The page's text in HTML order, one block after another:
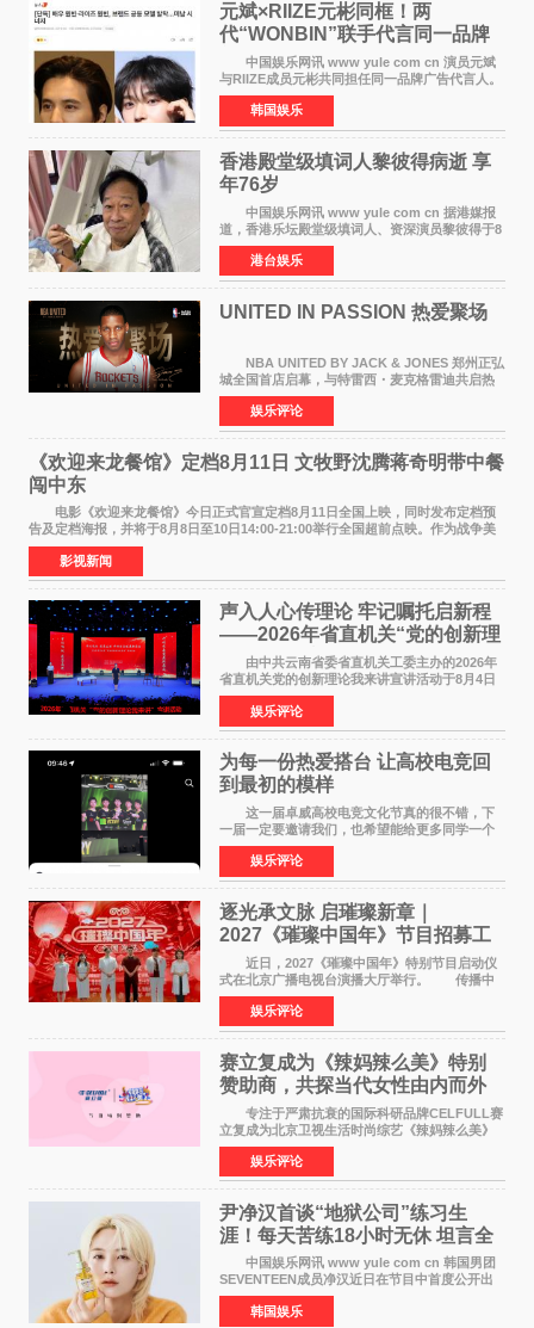
元斌×RIIZE元彬同框！两
代“WONBIN”联手代言同一品牌
颜值天花板合体
中国娱乐网讯 www yule com cn 演员元斌
与RIIZE成员元彬共同担任同一品牌广告代言人。
6日据独家报道，继演员元斌之后，RIIZE元彬最
近也被选为某在线中介平台A公司的共同广告代言
人，两人将作
韩国娱乐
香港殿堂级填词人黎彼得病逝 享
年76岁​
中国娱乐网讯 www yule com cn 据港媒报
道，香港乐坛殿堂级填词人、资深演员黎彼得于8
月5日上午因病离世，终年76岁。好友钟志光透
露，黎彼得今年3月中风后便卧床休养，身体机能
持续衰退，最
港台娱乐
UNITED IN PASSION 热爱聚场
NBA UNITED BY JACK & JONES 郑州正弘
城全国首店启幕，与特雷西・麦克格雷迪共启热
爱 2026 年7 月21 日，
NBAUNITEDBYJACK&JONES 全国首店，于郑
州正弘城正式启幕。NBA 传奇球星
娱乐评论
《欢迎来龙餐馆》定档8月11日 文牧野沈腾蒋奇明带中餐
闯中东
电影《欢迎来龙餐馆》今日正式官宣定档8月11日全国上映，同时发布定档预
告及定档海报，并将于8月8日至10日14:00-21:00举行全国超前点映。作为战争美
食大片，影片讲述的是中国厨师徐福（沈腾
影视新闻
声入人心传理论 牢记嘱托启新程
——2026年省直机关“党的创新理
论我来讲”宣讲活动圆满落幕
由中共云南省委省直机关工委主办的2026年
省直机关党的创新理论我来讲宣讲活动于8月4日
至5日在昆明举办。活动以 "牢记嘱托 感恩奋进
开创云南发展新局面 "为主题，坚持以新时代中国
特色社会主义
娱乐评论
为每一份热爱搭台 让高校电竞回
到最初的模样
这一届卓威高校电竞文化节真的很不错，下
一届一定要邀请我们，也希望能给更多同学一个
来到现场的机会。 2026卓威高校电竞文化节
已经落下帷幕，在活动结束后，仍有不少高校电
竞社负责人和现
娱乐评论
逐光承文脉 启璀璨新章｜
2027《璀璨中国年》节目招募工
作圆满启动
近日，2027《璀璨中国年》特别节目启动仪
式在北京广播电视台演播大厅举行。 传播中
华优秀传统文化，弘扬纯正国风艺术，打造高规
格、高质感、正能量的文艺盛典，是璀璨中国年
矢志不渝的初心
娱乐评论
赛立复成为《辣妈辣么美》特别
赞助商，共探当代女性由内而外
活力美
专注于严肃抗衰的国际科研品牌CELFULL赛
立复成为北京卫视生活时尚综艺《辣妈辣么美》
的特别赞助商,明星辣妈袁咏仪倾情参与，向广大
都市女性传递健康生活新主张，寄语当代女性在
家庭与自我之间
娱乐评论
尹净汉首谈“地狱公司”练习生
涯！每天苦练18小时无休 坦言全
靠成员撑过来
中国娱乐网讯 www yule com cn 韩国男团
SEVENTEEN成员净汉近日在节目中首度公开出
道前的残酷练习生经历，并提及经纪公司Pledis
娱乐，引发广泛关注。 在8月2日播出的日本
韩国娱乐